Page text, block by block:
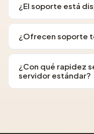
¿El soporte está
¿Ofrecen soporte
¿Con qué rapidez
servidor estándar?